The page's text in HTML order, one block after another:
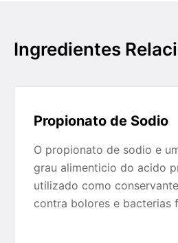
Ingredientes
Propionato de Sodio
O propionato de sodio e
grau alimenticio do acido
utilizado como
contra bolores e bacterias